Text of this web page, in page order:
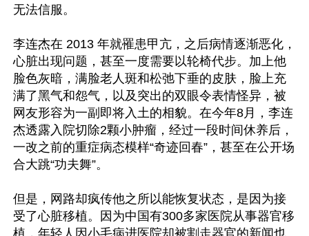
无法信服。
李连杰在 2013 年就罹患甲亢，之后病情逐渐恶化，
心脏出现问题，甚至一度需要以轮椅代步。加上他
脸色灰暗，满脸老人斑和松弛下垂的皮肤，脸上充
满了黑气和怨气，以及突出的双眼令表情怪异，被
网友形容为一副即将入土的相貌。在今年8月，李连
杰透露入院切除2颗小肿瘤，经过一段时间休养后，
一改之前的重症病态模样“奇迹回春”，甚至在公开场
合大跳“功夫舞”。
但是，网路却疯传他之所以能恢复状态，是因为接
受了心脏移植。因为中国有300多家医院从事器官移
植，年轻人因小毛病进医院却被割走器官的新闻也